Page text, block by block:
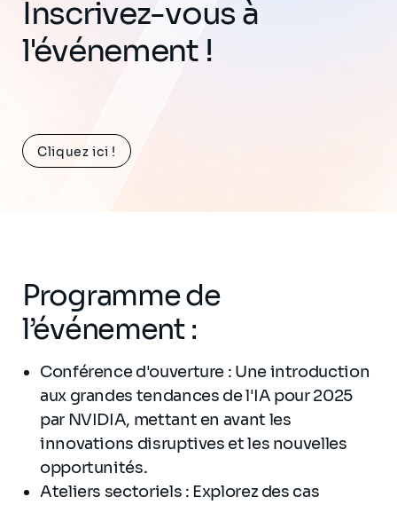
Inscrivez-vous à
l'événement !
Cliquez ici !
Programme de
l’événement :
Conférence d'ouverture : Une introduction
aux grandes tendances de l'IA pour 2025
par NVIDIA, mettant en avant les
innovations disruptives et les nouvelles
opportunités.
Ateliers sectoriels : Explorez des cas